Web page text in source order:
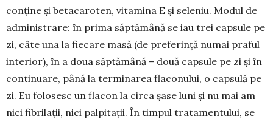
conține și beta­caroten, vita­mina E și seleniu. Modul de
admi­nis­trare: în pri­ma săptă­mână se iau trei capsule pe
zi, câte una la fiecare masă (de preferință nu­mai praful
interior), în a doua săptă­mână – două capsule pe zi și în
continuare, până la termina­rea flaconului, o capsulă pe
zi. Eu folosesc un flacon la circa șase luni și nu mai am
nici fibrilații, nici palpita­ții. În timpul tratamentului, se